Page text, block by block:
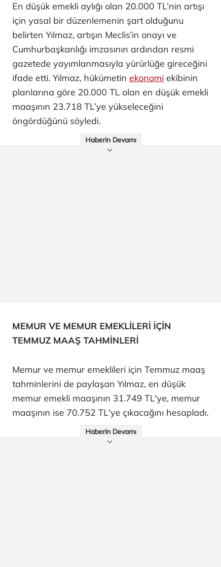
En düşük emekli aylığı olan 20.000 TL’nin artışı
için yasal bir düzenlemenin şart olduğunu
belirten Yılmaz, artışın Meclis’in onayı ve
Cumhurbaşkanlığı imzasının ardından resmi
gazetede yayımlanmasıyla yürürlüğe gireceğini
ifade etti. Yılmaz, hükümetin ekonomi ekibinin
planlarına göre 20.000 TL olan en düşük emekli
maaşının 23.718 TL’ye yükseleceğini
öngördüğünü söyledi.
Haberin Devamı
MEMUR VE MEMUR EMEKLİLERİ İÇİN
TEMMUZ MAAŞ TAHMİNLERİ
Memur ve memur emeklileri için Temmuz maaş
tahminlerini de paylaşan Yılmaz, en düşük
memur emekli maaşının 31.749 TL'ye, memur
maaşının ise 70.752 TL'ye çıkacağını hesapladı.
Haberin Devamı